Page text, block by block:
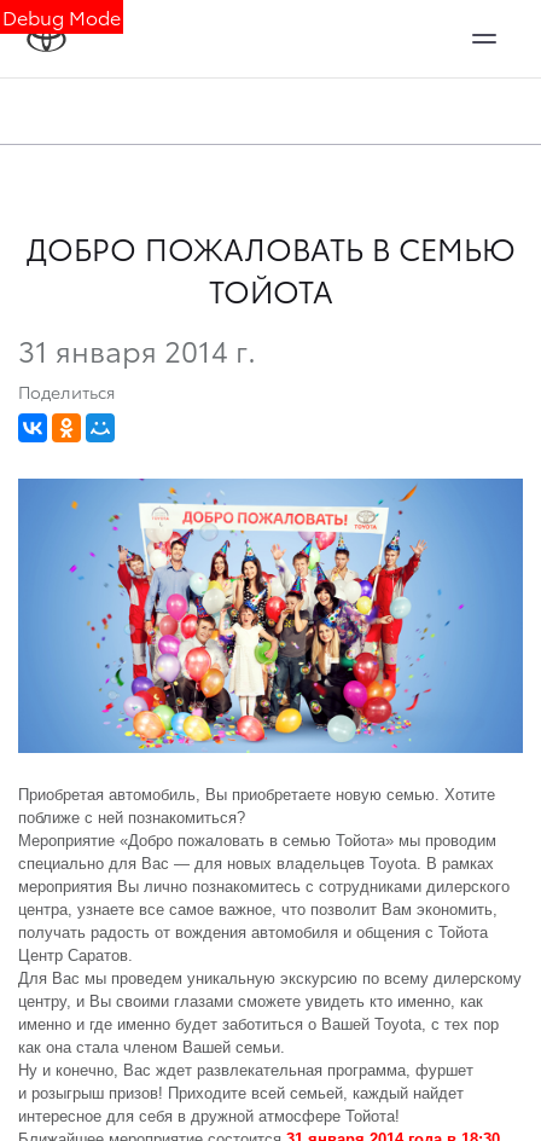
Debug Mode
ДОБРО ПОЖАЛОВАТЬ В СЕМЬЮ
ТОЙОТА
31 января 2014 г.
Поделиться
Приобретая автомобиль, Вы приобретаете новую семью. Хотите
поближе с ней познакомиться?
Мероприятие «Добро пожаловать в семью Тойота» мы проводим
специально для Вас — для новых владельцев Toyota. В рамках
мероприятия Вы лично познакомитесь с сотрудниками дилерского
центра, узнаете все самое важное, что позволит Вам экономить,
получать радость от вождения автомобиля и общения с Тойота
Центр Саратов.
Для Вас мы проведем уникальную экскурсию по всему дилерскому
центру, и Вы своими глазами сможете увидеть кто именно, как
именно и где именно будет заботиться о Вашей Toyota, с тех пор
как она стала членом Вашей семьи.
Ну и конечно, Вас ждет развлекательная программа, фуршет
и розыгрыш призов! Приходите всей семьей, каждый найдет
интересное для себя в дружной атмосфере Тойота!